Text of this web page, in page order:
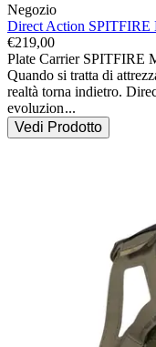
Negozio
Direct Action SPITFIRE
€219,00
Plate Carrier SPITFIRE
Quando si tratta di
realtà torna indietro.
evoluzion...
Vedi Prodotto